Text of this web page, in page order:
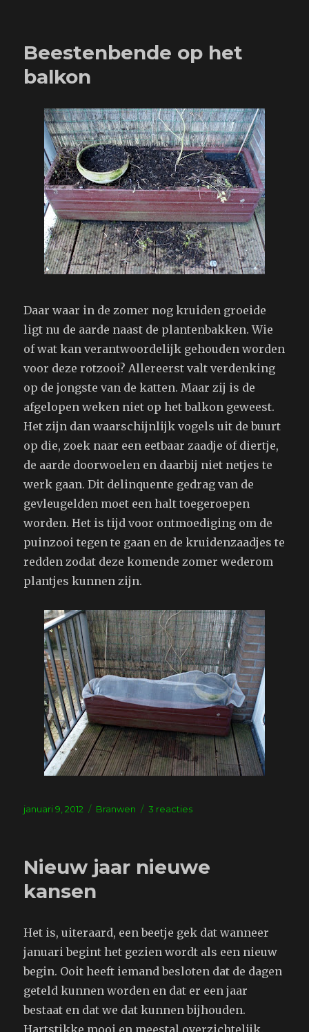
zwerfpoesie
Beestenbende op het
balkon
Daar waar in de zomer nog kruiden groeide
ligt nu de aarde naast de plantenbakken. Wie
of wat kan verantwoordelijk gehouden worden
voor deze rotzooi? Allereerst valt verdenking
op de jongste van de katten. Maar zij is de
afgelopen weken niet op het balkon geweest.
Het zijn dan waarschijnlijk vogels uit de buurt
op die, zoek naar een eetbaar zaadje of diertje,
de aarde doorwoelen en daarbij niet netjes te
werk gaan. Dit delinquente gedrag van de
gevleugelden moet een halt toegeroepen
worden. Het is tijd voor ontmoediging om de
puinzooi tegen te gaan en de kruidenzaadjes te
redden zodat deze komende zomer wederom
plantjes kunnen zijn.
Geplaatst
januari 9, 2012 Tags
Branwen 3 reactiesop
balkon
Nieuw jaar nieuwe
kansen
Het is, uiteraard, een beetje gek dat wanneer
januari begint het gezien wordt als een nieuw
begin. Ooit heeft iemand besloten dat de dagen
geteld kunnen worden en dat er een jaar
bestaat en dat we dat kunnen bijhouden.